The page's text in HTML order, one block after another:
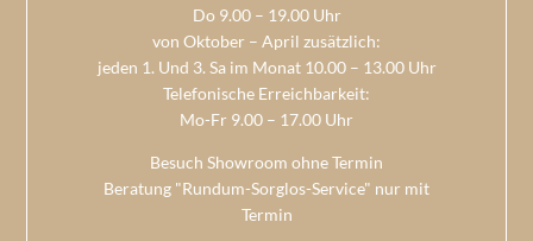
Do 9.00 – 19.00 Uhr
von Oktober – April zusätzlich:
jeden 1. Und 3. Sa im Monat 10.00 – 13.00 Uhr
Telefonische Erreichbarkeit:
Mo-Fr 9.00 – 17.00 Uhr
Besuch Showroom ohne Termin
Beratung "Rundum-Sorglos-Service" nur mit
Termin